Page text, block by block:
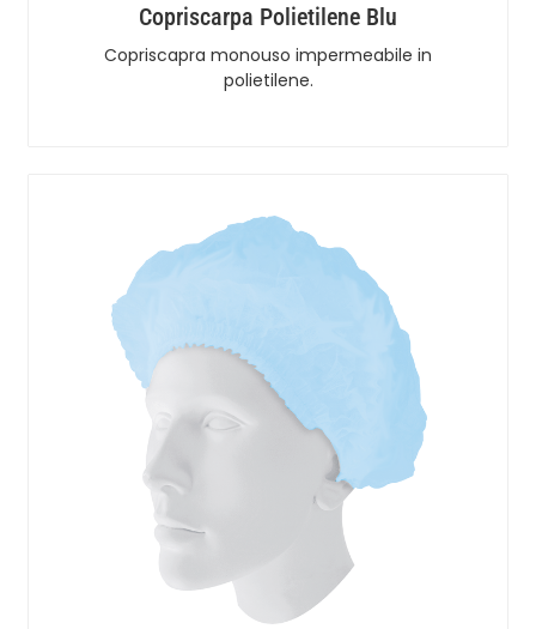
Copriscarpa Polietilene Blu
Copriscapra monouso impermeabile in
polietilene.